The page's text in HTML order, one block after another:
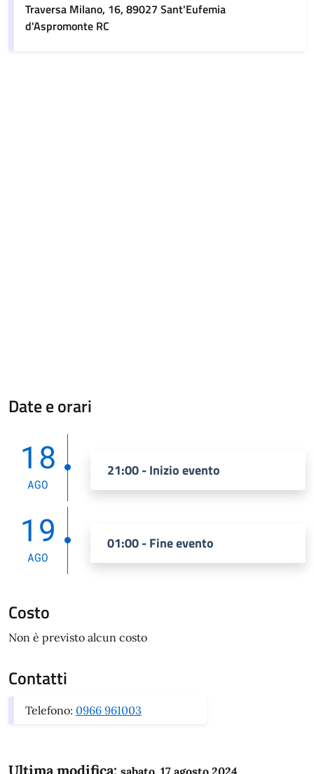
Traversa Milano, 16, 89027 Sant'Eufemia
d'Aspromonte RC
Date e orari
18
AGO
21:00 - Inizio evento
19
AGO
01:00 - Fine evento
Costo
Non è previsto alcun costo
Contatti
Telefono: 0966 961003
Ultima modifica: sabato, 17 agosto 2024